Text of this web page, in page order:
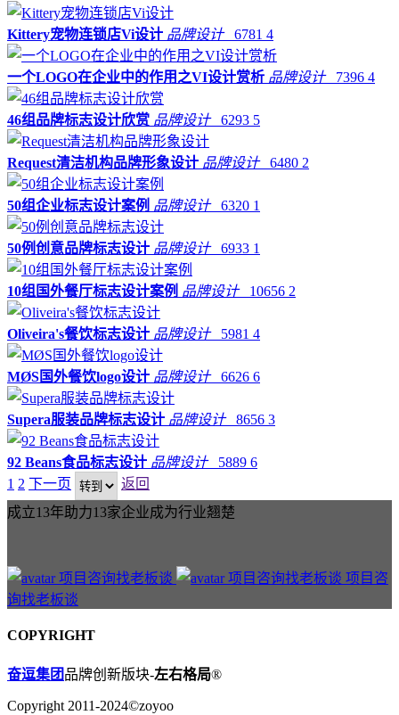
Kittery宠物连锁店Vi设计 品牌设计 6781 4
一个LOGO在企业中的作用之VI设计赏析 品牌设计 7396 4
46组品牌标志设计欣赏 品牌设计 6293 5
Request清洁机构品牌形象设计 品牌设计 6480 2
50组企业标志设计案例 品牌设计 6320 1
50例创意品牌标志设计 品牌设计 6933 1
10组国外餐厅标志设计案例 品牌设计 10656 2
Oliveira's餐饮标志设计 品牌设计 5981 4
MØS国外餐饮logo设计 品牌设计 6626 6
Supera服装品牌标志设计 品牌设计 8656 3
92 Beans食品标志设计 品牌设计 5889 6
1 2 下一页
返回
成立13年助力13家企业成为行业翘楚
项目咨
询找老板谈
COPYRIGHT
奋逗集团品牌创新版块-左右格局®
Copyright 2011-2024©zoyoo